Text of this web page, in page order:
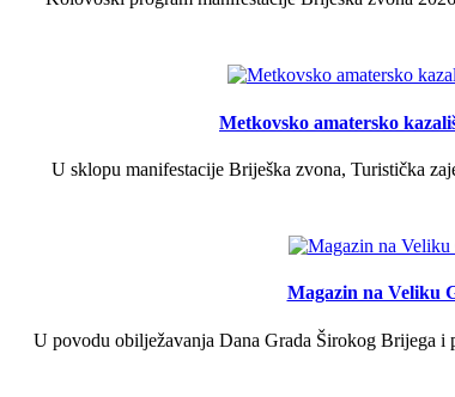
Metkovsko amatersko
U sklopu manifestacije Briješka zvona, Turistička
Magazin na Veliku
U povodu obilježavanja Dana Grada Širokog Brijega i